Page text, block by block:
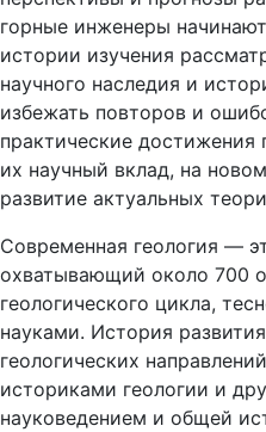
горные инженеры
истории изучения
научного наследия и
избежать повторов и
практические достижения
их научный вклад, на
развитие актуальных
Современная геология —
охватывающий около 700
геологического цикла,
науками. История
геологических
историками геологии и
науковедением и общей